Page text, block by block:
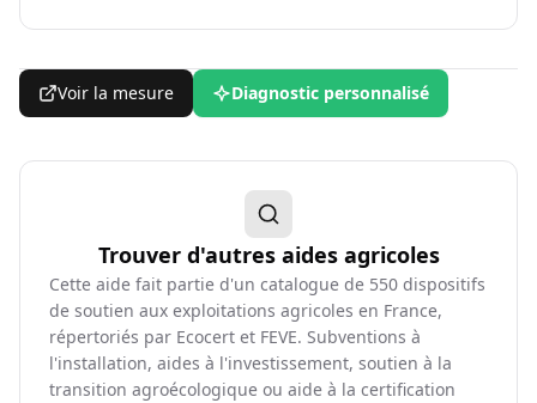
Voir la mesure Diagnostic personnalisé
Trouver d'autres aides agricoles
Cette aide fait partie d'un catalogue de 550 dispositifs
de soutien aux exploitations agricoles en France,
répertoriés par Ecocert et FEVE. Subventions à
l'installation, aides à l'investissement, soutien à la
transition agroécologique ou aide à la certification